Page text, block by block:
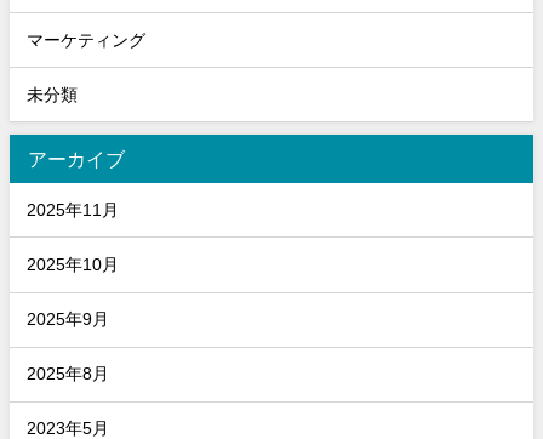
マーケティング
未分類
アーカイブ
2025年11月
2025年10月
2025年9月
2025年8月
2023年5月